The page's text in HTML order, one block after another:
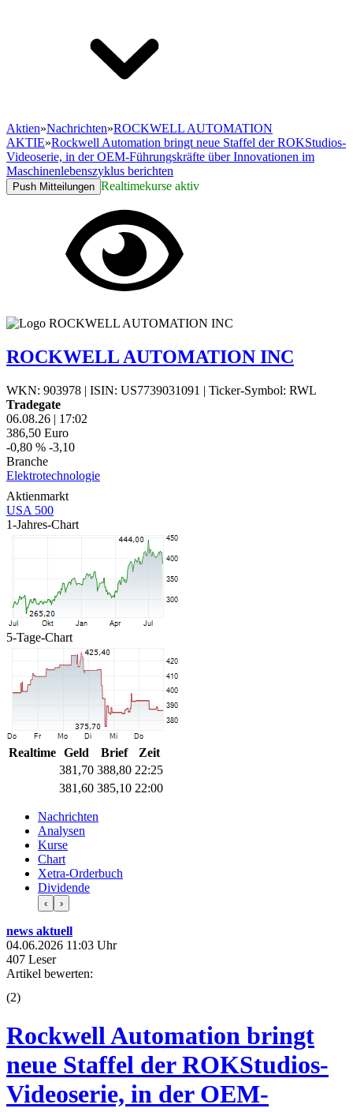
Aktien»Nachrichten»ROCKWELL AUTOMATION
AKTIE»Rockwell Automation bringt neue Staffel der ROKStudios-
Videoserie, in der OEM-Führungskräfte über Innovationen im
Maschinenlebenszyklus berichten
Push Mitteilungen Realtimekurse aktiv
ROCKWELL AUTOMATION INC
WKN: 903978 | ISIN: US7739031091 | Ticker-Symbol: RWL
Tradegate
06.08.26 | 17:02
386,50 Euro
-0,80 % -3,10
Branche
Elektrotechnologie
Aktienmarkt
USA 500
1-Jahres-Chart
5-Tage-Chart
Realtime Geld Brief
Zeit
381,70 388,80 22:25
381,60 385,10 22:00
Nachrichten
Analysen
Kurse
Chart
Xetra-Orderbuch
Dividende
‹ ›
news aktuell
04.06.2026 11:03 Uhr
407 Leser
Artikel bewerten:
(2)
Rockwell Automation bringt
neue Staffel der ROKStudios-
Videoserie, in der OEM-